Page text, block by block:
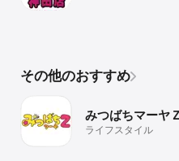
その他のおすすめ
みつばちマーヤＺ
ライフスタイル